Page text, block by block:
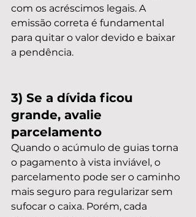
com os acréscimos legais. A
emissão correta é fundamental
para quitar o valor devido e baixar
a pendência.
3) Se a dívida ficou
grande, avalie
parcelamento
Quando o acúmulo de guias torna
o pagamento à vista inviável, o
parcelamento pode ser o caminho
mais seguro para regularizar sem
sufocar o caixa. Porém, cada